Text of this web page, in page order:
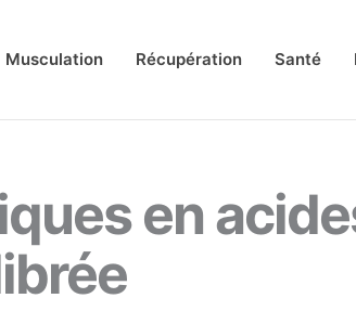
Musculation Récupération Santé
en